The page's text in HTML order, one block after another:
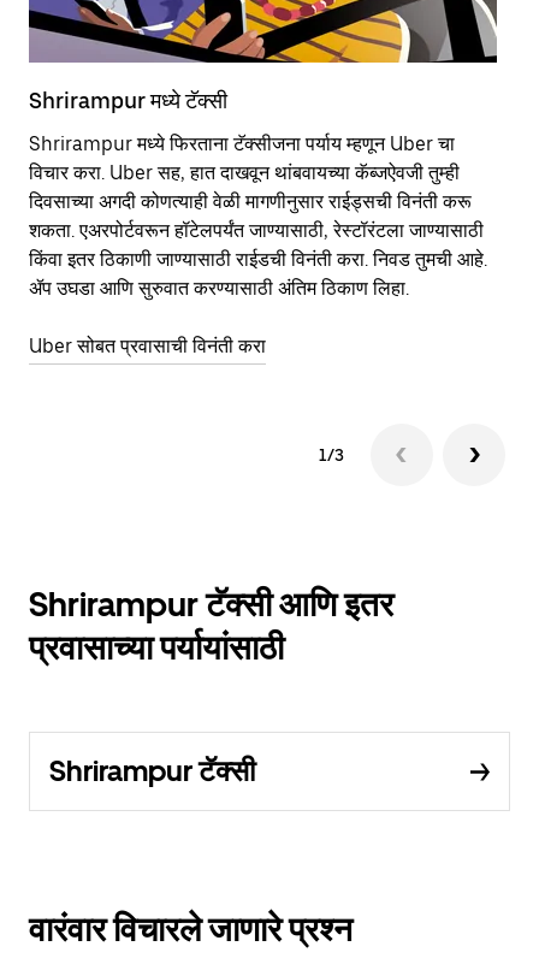
Shrirampur मध्ये टॅक्सी
Shrirampur मध्ये फिरताना टॅक्सीजना पर्याय म्हणून Uber चा
विचार करा. Uber सह, हात दाखवून थांबवायच्या कॅब्जऐवजी तुम्ही
दिवसाच्या अगदी कोणत्याही वेळी मागणीनुसार राईड्सची विनंती करू
शकता. एअरपोर्टवरून हॉटेलपर्यंत जाण्यासाठी, रेस्टॉरंटला जाण्यासाठी
किंवा इतर‍ ठिकाणी जाण्यासाठी राईडची विनंती करा. निवड तुमची आहे.
ॲप उघडा आणि सुरुवात करण्यासाठी अंतिम ठिकाण लिहा.
Uber सोबत प्रवासाची विनंती करा
1/3
Shrirampur टॅक्सी आणि इतर
प्रवासाच्या पर्यायांसाठी
Shrirampur टॅक्सी
वारंवार विचारले जाणारे प्रश्न